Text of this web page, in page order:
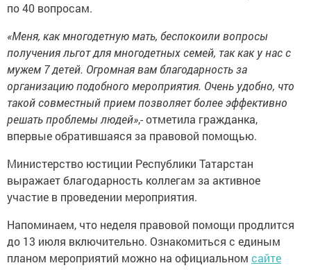
по 40 вопросам.
«Меня, как многодетную мать, беспокоили вопросы
получения льгот для многодетных семей, так как у нас с
мужем 7 детей. Огромная вам благодарность за
организацию подобного мероприятия. Очень удобно, что
такой совместный прием позволяет более эффективно
решать проблемы людей»,- отметила гражданка,
впервые обратившаяся за правовой помощью.
Министерство юстиции Республики Татарстан
выражает благодарность коллегам за активное
участие в проведении мероприятия.
Напоминаем, что неделя правовой помощи продлится
до 13 июля включительно. Ознакомиться с единым
планом мероприятий можно на официальном сайте